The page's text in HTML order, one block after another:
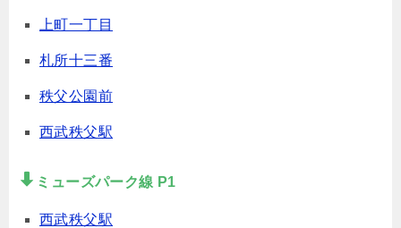
上町一丁目
札所十三番
秩父公園前
西武秩父駅
ミューズパーク線 P1
西武秩父駅